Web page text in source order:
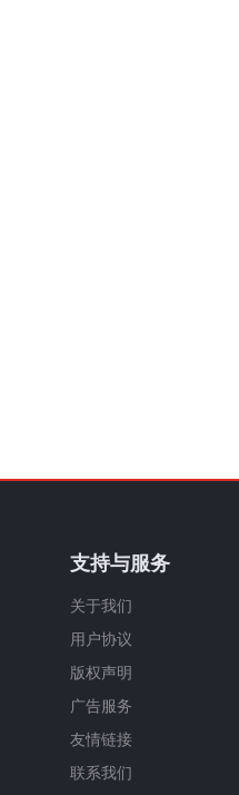
支持与服务
关于我们
用户协议
版权声明
广告服务
友情链接
联系我们